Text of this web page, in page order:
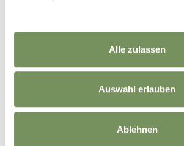
Alle zulassen
Auswahl erlauben
Ablehnen